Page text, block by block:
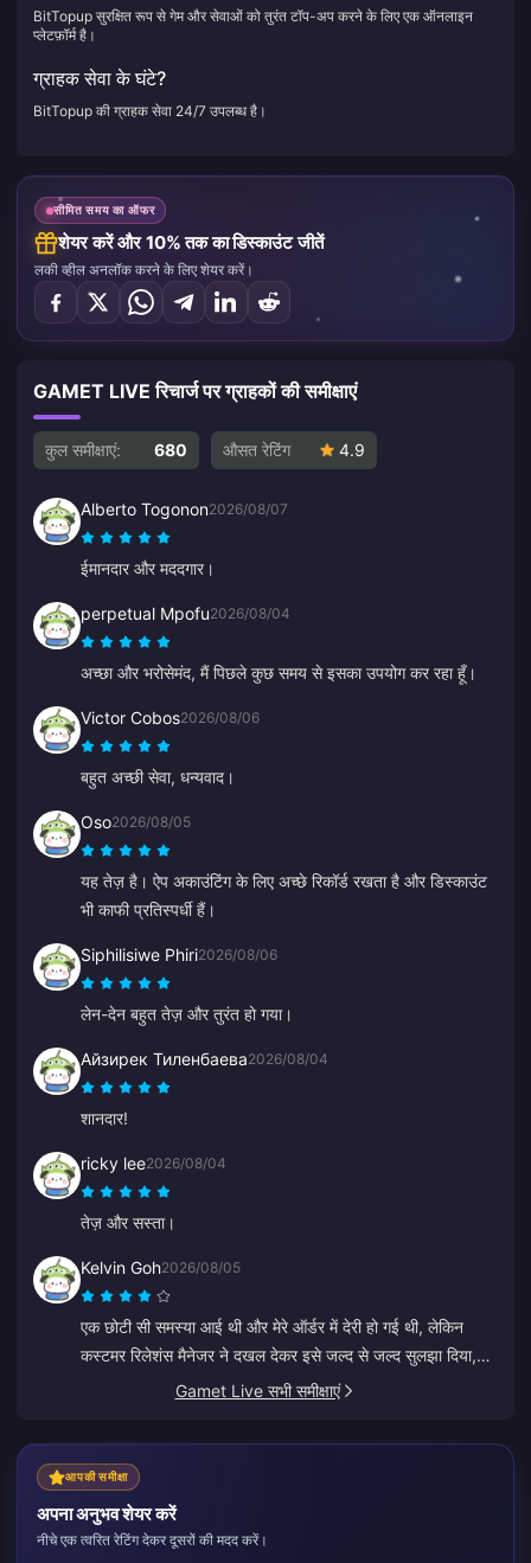
BitTopup सुरक्षित रूप से गेम और सेवाओं को तुरंत टॉप-अप करने के लिए एक ऑनलाइन
प्लेटफ़ॉर्म है।
ग्राहक सेवा के घंटे?
BitTopup की ग्राहक सेवा 24/7 उपलब्ध है।
सीमित समय का ऑफर
शेयर करें और 10% तक का डिस्काउंट जीतें
लकी व्हील अनलॉक करने के लिए शेयर करें।
GAMET LIVE रिचार्ज पर ग्राहकों की समीक्षाएं
कुल समीक्षाएं: 680 औसत रेटिंग 4.9
Alberto Togonon2026/08/07
ईमानदार और मददगार।
perpetual Mpofu2026/08/04
अच्छा और भरोसेमंद, मैं पिछले कुछ समय से इसका उपयोग कर रहा हूँ।
Victor Cobos2026/08/06
बहुत अच्छी सेवा, धन्यवाद।
Oso2026/08/05
यह तेज़ है। ऐप अकाउंटिंग के लिए अच्छे रिकॉर्ड रखता है और डिस्काउंट
भी काफी प्रतिस्पर्धी हैं।
Siphilisiwe Phiri2026/08/06
लेन-देन बहुत तेज़ और तुरंत हो गया।
Айзирек Тиленбаева2026/08/04
शानदार!
ricky lee2026/08/04
तेज़ और सस्ता।
Kelvin Goh2026/08/05
एक छोटी सी समस्या आई थी और मेरे ऑर्डर में देरी हो गई थी, लेकिन
कस्टमर रिलेशंस मैनेजर ने दखल देकर इसे जल्द से जल्द सुलझा दिया,
और मुआवज़ा देने के अपने वादे को भी पूरा किया। एक संतोषजनक
Gamet Live सभी समीक्षाएं
आपकी समीक्षा
अपना अनुभव शेयर करें
नीचे एक त्वरित रेटिंग देकर दूसरों की मदद करें।